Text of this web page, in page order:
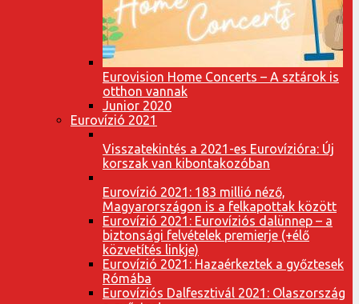
Eurovision Home Concerts – A sztárok is
otthon vannak
Junior 2020
Eurovízió 2021
Visszatekintés a 2021-es Eurovízióra: Új
korszak van kibontakozóban
Eurovízió 2021: 183 millió néző,
Magyarországon is a felkapottak között
Eurovízió 2021: Eurovíziós dalünnep – a
biztonsági felvételek premierje (+élő
közvetítés linkje)
Eurovízió 2021: Hazaérkeztek a győztesek
Rómába
Eurovíziós Dalfesztivál 2021: Olaszország